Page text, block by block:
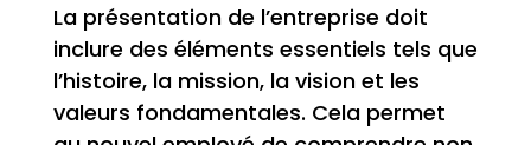
La présentation de l’entreprise doit
inclure des éléments essentiels tels que
l’histoire, la mission, la vision et les
valeurs fondamentales. Cela permet